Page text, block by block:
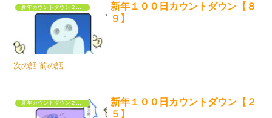
新年１００日カウントダウン【８
９】
次の話 前の話
新年１００日カウントダウン【２
５】